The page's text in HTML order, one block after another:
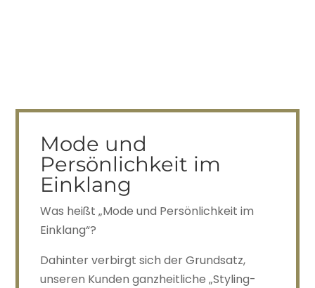
Mode und
Persönlichkeit im
Einklang
Was heißt „Mode und Persönlichkeit im
Einklang“?
Dahinter verbirgt sich der Grundsatz,
unseren Kunden ganzheitliche „Styling-